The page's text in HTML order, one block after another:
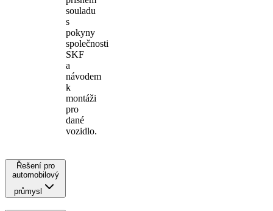
souladu
s
pokyny
společnosti
SKF
a
návodem
k
montáži
pro
dané
vozidlo.
Řešení pro
automobilový
průmysl